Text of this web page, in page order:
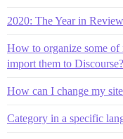
2020: The Year in Review
How to organize some of
import them to Discourse?
How can I change my
Category in a specific